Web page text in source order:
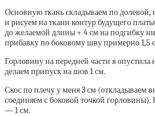
Основную ткань складываем по
и рисуем на ткани контур будущего
до желаемой длины + 4 см на подгибку
прибавку по боковому шву примерно 1,5
Горловину на передней части я опустила
делаем припуск на шов 1 см.
Скос по плечу у меня 3 см (откладываем
соединяем с боковой точкой
— 1 см.